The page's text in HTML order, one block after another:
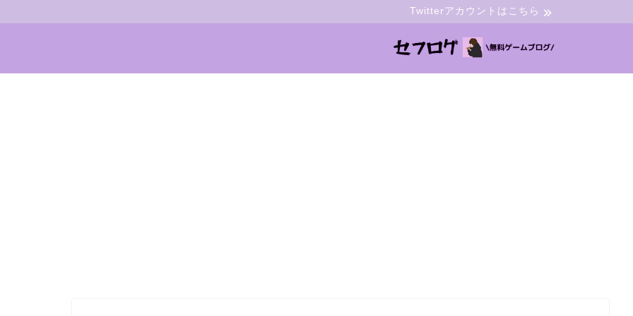
Twitterアカウントはこちら